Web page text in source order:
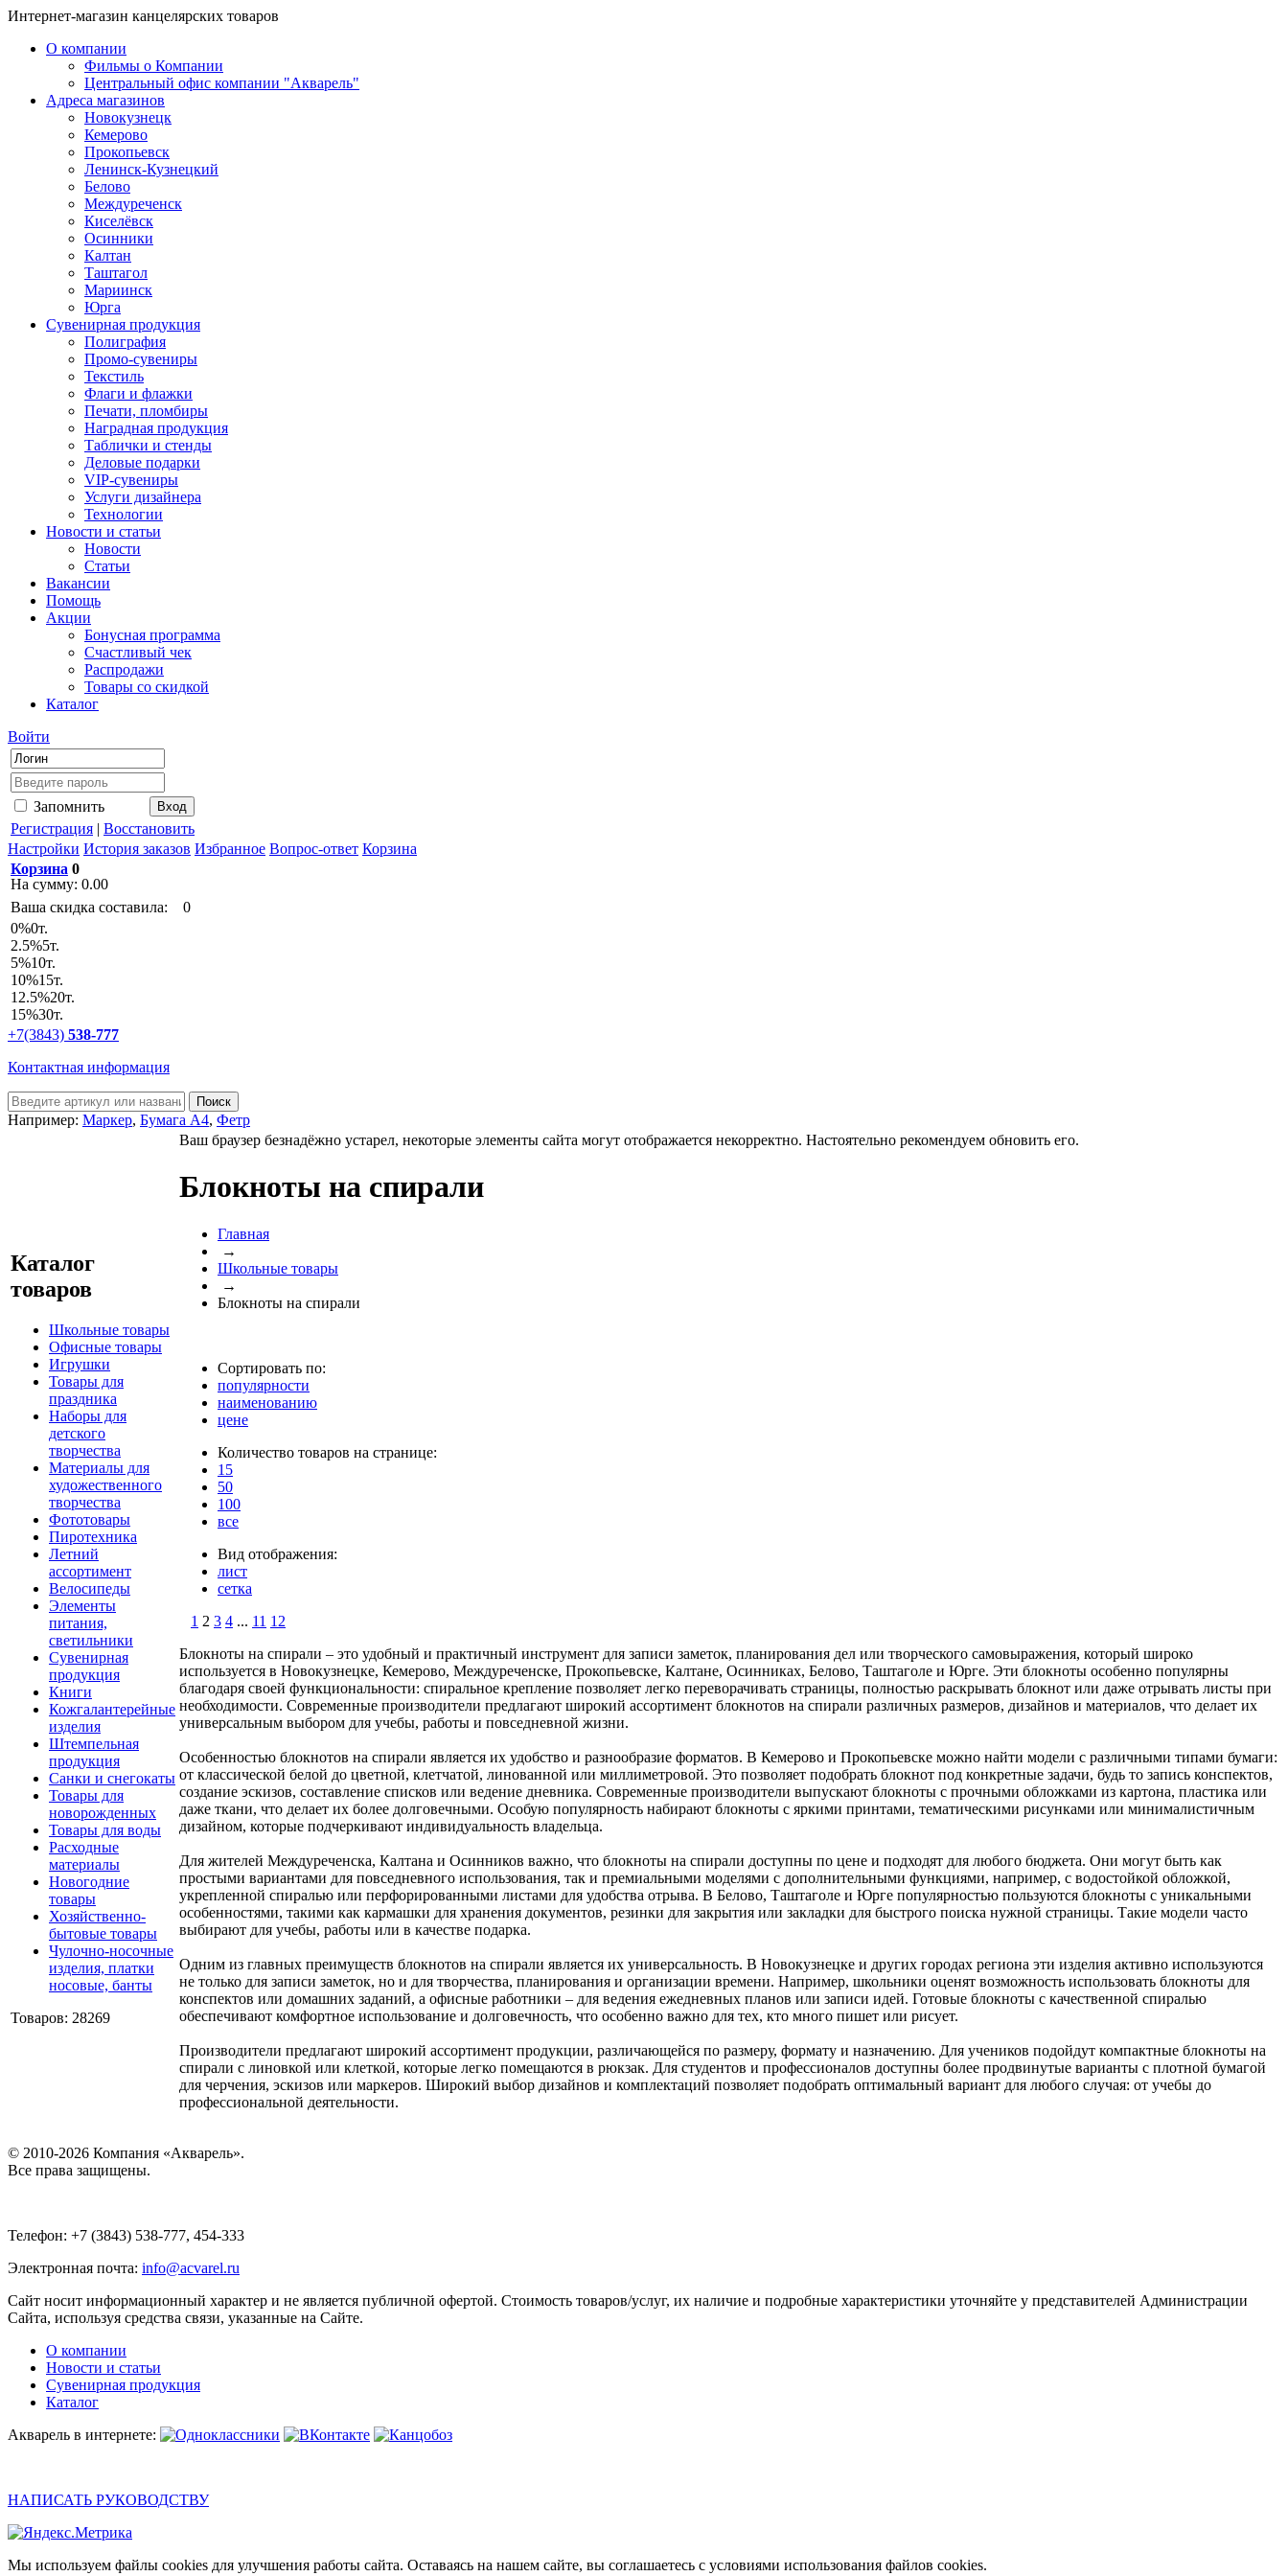
Интернет-магазин канцелярских товаров
О компании
Фильмы о Компании
Центральный офис компании "Акварель"
Адреса магазинов
Новокузнецк
Кемерово
Прокопьевск
Ленинск-Кузнецкий
Белово
Междуреченск
Киселёвск
Осинники
Калтан
Таштагол
Мариинск
Юрга
Сувенирная продукция
Полиграфия
Промо-сувениры
Текстиль
Флаги и флажки
Печати, пломбиры
Наградная продукция
Таблички и стенды
Деловые подарки
VIP-сувениры
Услуги дизайнера
Технологии
Новости и статьи
Новости
Статьи
Вакансии
Помощь
Акции
Бонусная программа
Счастливый чек
Распродажи
Товары со скидкой
Каталог
Войти
Запомнить
Регистрация | Восстановить
Настройки История заказов Избранное Вопрос-ответ Корзина
Корзина 0
На сумму: 0.00
Ваша скидка составила:
0
0%0т.
2.5%5т.
5%10т.
10%15т.
12.5%20т.
15%30т.
+7(3843) 538-777
Контактная информация
Например: Маркер, Бумага А4, Фетр
Каталог
товаров
Школьные товары
Офисные товары
Игрушки
Товары для
праздника
Наборы для
детского
творчества
Материалы для
художественного
творчества
Фототовары
Пиротехника
Летний
ассортимент
Велосипеды
Элементы
питания,
светильники
Сувенирная
продукция
Книги
Кожгалантерейные
изделия
Штемпельная
продукция
Санки и снегокаты
Товары для
новорожденных
Товары для воды
Расходные
материалы
Новогодние
товары
Хозяйственно-
бытовые товары
Чулочно-носочные
изделия, платки
носовые, банты
Товаров: 28269
Ваш браузер безнадёжно устарел, некоторые элементы сайта могут отображается некорректно. Настоятельно рекомендуем обновить его.
Блокноты на спирали
Главная
→
Школьные товары
→
Блокноты на спирали
Сортировать по:
популярности
наименованию
цене
Количество товаров на странице:
15
50
100
все
Вид отображения:
лист
сетка
1 2 3 4 ... 11 12
Блокноты на спирали – это удобный и практичный инструмент для записи заметок, планирования дел или творческого самовыражения, который широко
используется в Новокузнецке, Кемерово, Междуреченске, Прокопьевске, Калтане, Осинниках, Белово, Таштаголе и Юрге. Эти блокноты особенно популярны
благодаря своей функциональности: спиральное крепление позволяет легко переворачивать страницы, полностью раскрывать блокнот или даже отрывать листы при
необходимости. Современные производители предлагают широкий ассортимент блокнотов на спирали различных размеров, дизайнов и материалов, что делает их
универсальным выбором для учебы, работы и повседневной жизни.
Особенностью блокнотов на спирали является их удобство и разнообразие форматов. В Кемерово и Прокопьевске можно найти модели с различными типами бумаги:
от классической белой до цветной, клетчатой, линованной или миллиметровой. Это позволяет подобрать блокнот под конкретные задачи, будь то запись конспектов,
создание эскизов, составление списков или ведение дневника. Современные производители выпускают блокноты с прочными обложками из картона, пластика или
даже ткани, что делает их более долговечными. Особую популярность набирают блокноты с яркими принтами, тематическими рисунками или минималистичным
дизайном, которые подчеркивают индивидуальность владельца.
Для жителей Междуреченска, Калтана и Осинников важно, что блокноты на спирали доступны по цене и подходят для любого бюджета. Они могут быть как
простыми вариантами для повседневного использования, так и премиальными моделями с дополнительными функциями, например, с водостойкой обложкой,
укрепленной спиралью или перфорированными листами для удобства отрыва. В Белово, Таштаголе и Юрге популярностью пользуются блокноты с уникальными
особенностями, такими как кармашки для хранения документов, резинки для закрытия или закладки для быстрого поиска нужной страницы. Такие модели часто
выбирают для учебы, работы или в качестве подарка.
Одним из главных преимуществ блокнотов на спирали является их универсальность. В Новокузнецке и других городах региона эти изделия активно используются
не только для записи заметок, но и для творчества, планирования и организации времени. Например, школьники оценят возможность использовать блокноты для
конспектов или домашних заданий, а офисные работники – для ведения ежедневных планов или записи идей. Готовые блокноты с качественной спиралью
обеспечивают комфортное использование и долговечность, что особенно важно для тех, кто много пишет или рисует.
Производители предлагают широкий ассортимент продукции, различающейся по размеру, формату и назначению. Для учеников подойдут компактные блокноты на
спирали с линовкой или клеткой, которые легко помещаются в рюкзак. Для студентов и профессионалов доступны более продвинутые варианты с плотной бумагой
для черчения, эскизов или маркеров. Широкий выбор дизайнов и комплектаций позволяет подобрать оптимальный вариант для любого случая: от учебы до
профессиональной деятельности.
© 2010-2026 Компания «Акварель».
Все права защищены.
Телефон: +7 (3843) 538-777, 454-333
Электронная почта: info@acvarel.ru
Сайт носит информационный характер и не является публичной офертой. Стоимость товаров/услуг, их наличие и подробные характеристики уточняйте у представителей Администрации
Сайта, используя средства связи, указанные на Сайте.
О компании
Новости и статьи
Сувенирная продукция
Каталог
Акварель в интернете:
НАПИСАТЬ РУКОВОДСТВУ
Мы используем файлы cookies для улучшения работы сайта. Оставаясь на нашем сайте, вы соглашаетесь с условиями использования файлов cookies.